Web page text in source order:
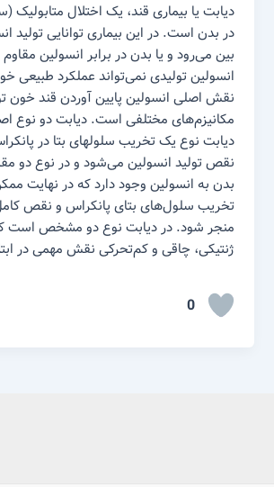
دیابت یا بیماری قند، یک اختلال
در بدن است. در این بیماری توانایی تولید
بین می‌رود و یا بدن در برابر انسولین مقاوم
انسولین تولیدی نمی‌تواند عملکرد طبیعی
نقش اصلی انسولین پایین آوردن قند خون
مکانیزم‌های مختلفی است. دیابت دو نوع
دیابت نوع یک تخریب سلولهای بتا در
نقص تولید انسولین می‌شود و در نوع دو
بدن به انسولین وجود دارد که در نهایت
تخریب سلول‌های بتای پانکراس و نقص
منجر شود. در دیابت نوع دو مشخص است
ژنتیکی، چاقی و کم‌تحرکی نقش مهمی در
0